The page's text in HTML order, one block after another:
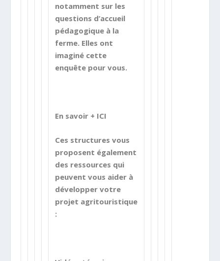
notamment sur les
questions d’accueil
pédagogique à la
ferme. Elles ont
imaginé cette
enquête pour vous.
En savoir + ICI
Ces structures vous
proposent également
des ressources qui
peuvent vous aider à
développer votre
projet agritouristique
: